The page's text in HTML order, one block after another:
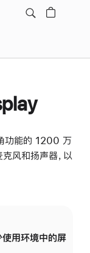
功能的 1200 万
风和扬声器，以
使用环境中的屏